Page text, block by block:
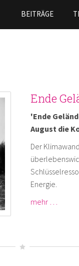
BEITRÄGE
Ende
'Ende
August die
Der
Energie.
mehr …